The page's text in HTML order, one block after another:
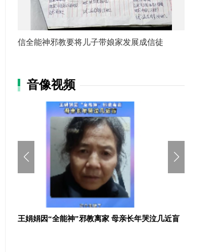
信全能神邪教要将儿子带娘家发展成信徒
音像视频
无孔不入的全能神